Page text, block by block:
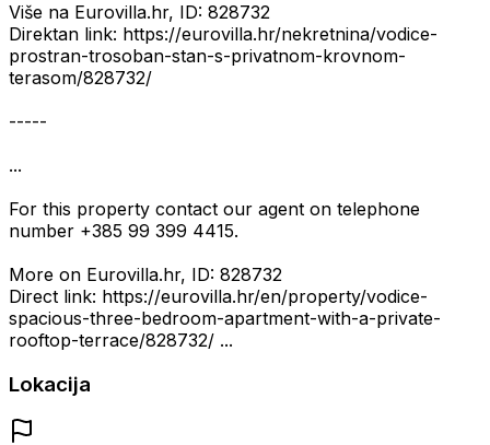
Više na Eurovilla.hr, ID: 828732
Direktan link: https://eurovilla.hr/nekretnina/vodice-
prostran-trosoban-stan-s-privatnom-krovnom-
terasom/828732/
-----
...
For this property contact our agent on telephone
number +385 99 399 4415.
More on Eurovilla.hr, ID: 828732
Direct link: https://eurovilla.hr/en/property/vodice-
spacious-three-bedroom-apartment-with-a-private-
rooftop-terrace/828732/ ...
Lokacija